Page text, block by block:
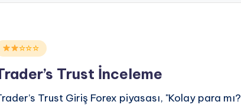
☆☆☆
Trust İnceleme
Trust Giriş Forex piyasası, "Kolay para mı?